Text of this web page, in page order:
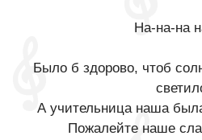
На-на-на
Было б здорово, чтоб
А учительница наша
Пожалейте наше